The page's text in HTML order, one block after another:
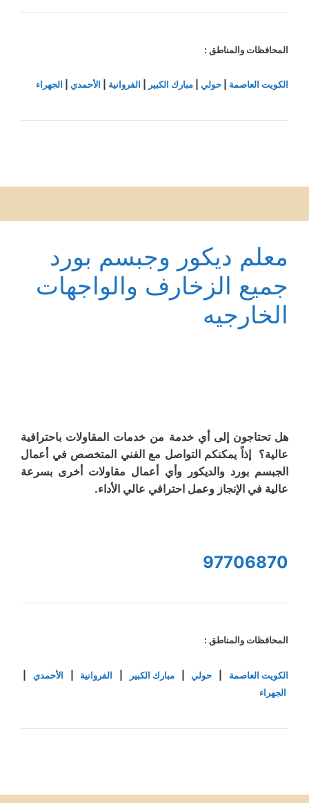
المحافظات والمناطق :
الكويت العاصمة حولي مبارك الكبير الفروانية الأحمدي الجهراء
معلم ديكور وجبسم بورد
جميع الزخارف والواجهات
الخارجيه
هل تحتاجون إلى أي خدمة من خدمات المقاولات باحترافية
عالية؟ إذاً يمكنكم التواصل مع الفني المتخصص في أعمال
الجبسم بورد والديكور وأي أعمال مقاولات أخرى بسرعة
عالية في الإنجاز وعمل احترافي عالي الأداء.
97706870
المحافظات والمناطق :
الكويت العاصمة حولي|مبارك الكبير الفروانية الأحمدي
الجهراء